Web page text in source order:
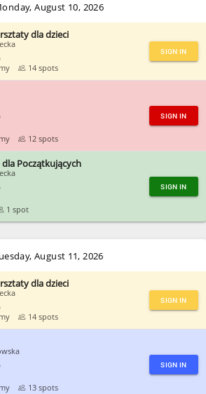
August 10, 2026
dla dzieci
14 spots
SIGN IN
12 spots
SIGN IN
dla Początkujących
1 spot
SIGN IN
CLOSE
August 11, 2026
dla dzieci
14 spots
SIGN IN
13 spots
SIGN IN